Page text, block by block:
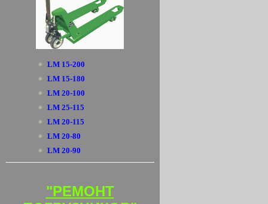
LM 15-200
LM 15-180
LM 20-100
LM 25-115
LM 20-115
LM 20-80
LM 20-90
"РЕМОНТ